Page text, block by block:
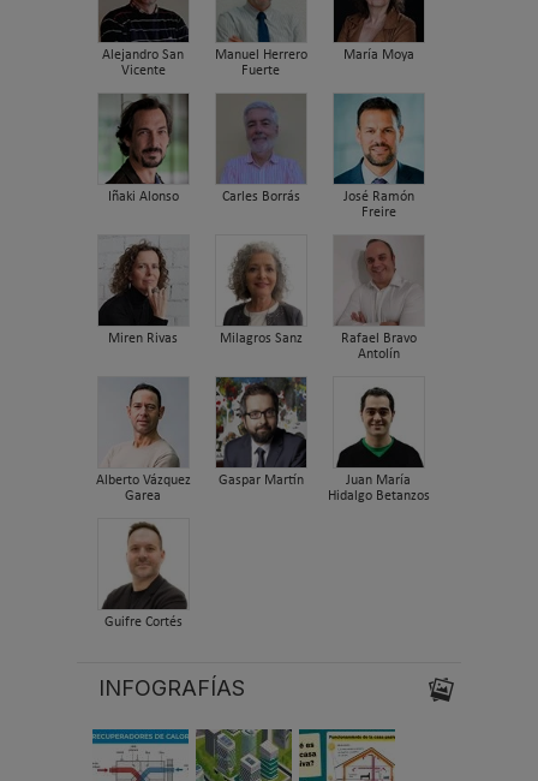
Alejandro San
Vicente
Manuel Herrero
Fuerte
María Moya
Iñaki Alonso Carles Borrás
José Ramón
Freire
Miren Rivas Milagros Sanz
Rafael Bravo
Antolín
Alberto Vázquez
Garea
Gaspar Martín
Juan María
Hidalgo Betanzos
Guifre Cortés
INFOGRAFÍAS